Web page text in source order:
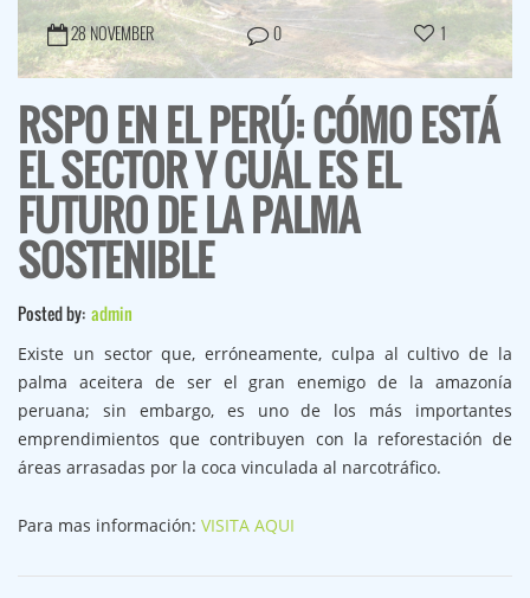
28 NOVEMBER 0 1
RSPO EN EL PERÚ: CÓMO ESTÁ
EL SECTOR Y CUÁL ES EL
FUTURO DE LA PALMA
SOSTENIBLE
Posted by: admin
Existe un sector que, erróneamente, culpa al cultivo de la
palma aceitera de ser el gran enemigo de la amazonía
peruana; sin embargo, es uno de los más importantes
emprendimientos que contribuyen con la reforestación de
áreas arrasadas por la coca vinculada al narcotráfico.
Para mas información: VISITA AQUI